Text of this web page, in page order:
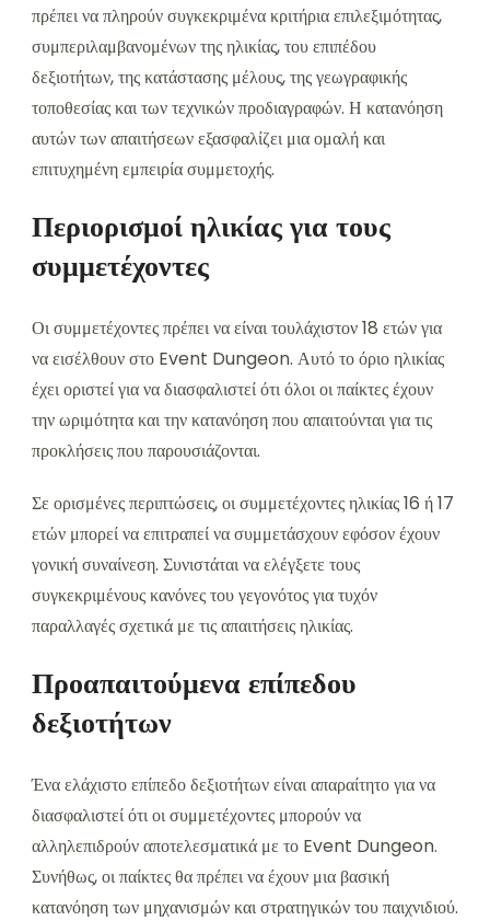
πρέπει να πληρούν συγκεκριμένα κριτήρια επιλεξιμότητας,
συμπεριλαμβανομένων της ηλικίας, του επιπέδου
δεξιοτήτων, της κατάστασης μέλους, της γεωγραφικής
τοποθεσίας και των τεχνικών προδιαγραφών. Η κατανόηση
αυτών των απαιτήσεων εξασφαλίζει μια ομαλή και
επιτυχημένη εμπειρία συμμετοχής.
Περιορισμοί ηλικίας για τους
συμμετέχοντες
Οι συμμετέχοντες πρέπει να είναι τουλάχιστον 18 ετών για
να εισέλθουν στο Event Dungeon. Αυτό το όριο ηλικίας
έχει οριστεί για να διασφαλιστεί ότι όλοι οι παίκτες έχουν
την ωριμότητα και την κατανόηση που απαιτούνται για τις
προκλήσεις που παρουσιάζονται.
Σε ορισμένες περιπτώσεις, οι συμμετέχοντες ηλικίας 16 ή 17
ετών μπορεί να επιτραπεί να συμμετάσχουν εφόσον έχουν
γονική συναίνεση. Συνιστάται να ελέγξετε τους
συγκεκριμένους κανόνες του γεγονότος για τυχόν
παραλλαγές σχετικά με τις απαιτήσεις ηλικίας.
Προαπαιτούμενα επίπεδου
δεξιοτήτων
Ένα ελάχιστο επίπεδο δεξιοτήτων είναι απαραίτητο για να
διασφαλιστεί ότι οι συμμετέχοντες μπορούν να
αλληλεπιδρούν αποτελεσματικά με το Event Dungeon.
Συνήθως, οι παίκτες θα πρέπει να έχουν μια βασική
κατανόηση των μηχανισμών και στρατηγικών του παιχνιδιού.